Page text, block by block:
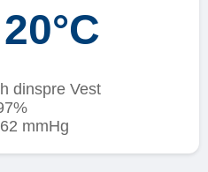
20°C
dinspre Vest
mmHg